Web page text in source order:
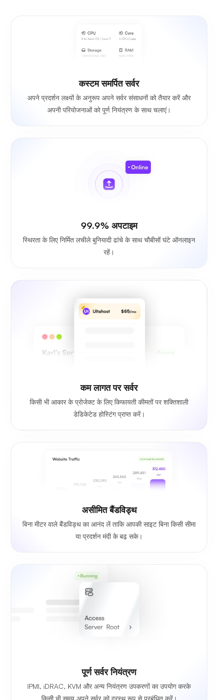
कस्टम समर्पित सर्वर
अपने प्रदर्शन लक्ष्यों के अनुरूप अपने सर्वर संसाधनों को तैयार करें और
अपनी परियोजनाओं को पूर्ण नियंत्रण के साथ चलाएं।
99.9% अपटाइम
स्थिरता के लिए निर्मित लचीले बुनियादी ढांचे के साथ चौबीसों घंटे ऑनलाइन
रहें।
कम लागत पर सर्वर
किसी भी आकार के प्रोजेक्ट के लिए किफायती कीमतों पर शक्तिशाली
डेडिकेटेड होस्टिंग प्राप्त करें।
असीमित बैंडविड्थ
बिना मीटर वाले बैंडविड्थ का आनंद लें ताकि आपकी साइट बिना किसी सीमा
या प्रदर्शन मंदी के बढ़ सके।
पूर्ण सर्वर नियंत्रण
IPMI, iDRAC, KVM और अन्य नियंत्रण उपकरणों का उपयोग करके
किसी भी समय अपने सर्वर को दूरस्थ रूप से प्रबंधित करें।